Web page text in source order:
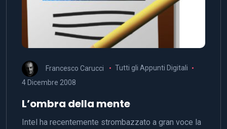
Francesco Carucci
Tutti gli Appunti Digitali
4 Dicembre 2008
L’ombra della mente
Intel ha recentemente strombazzato a gran voce la